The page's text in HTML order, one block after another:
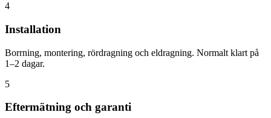
4
Installation
Borrning, montering, rördragning och eldragning. Normalt klart på
1–2 dagar.
5
Eftermätning och garanti